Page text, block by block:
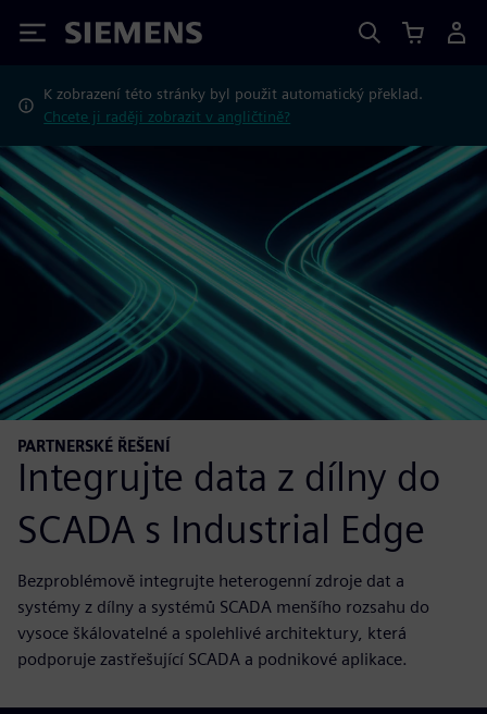
Siemens
K zobrazení této stránky byl použit automatický překlad.
Chcete ji raději zobrazit v angličtině?
PARTNERSKÉ ŘEŠENÍ
Integrujte data z dílny do
SCADA s Industrial Edge
Bezproblémově integrujte heterogenní zdroje dat a
systémy z dílny a systémů SCADA menšího rozsahu do
vysoce škálovatelné a spolehlivé architektury, která
podporuje zastřešující SCADA a podnikové aplikace.